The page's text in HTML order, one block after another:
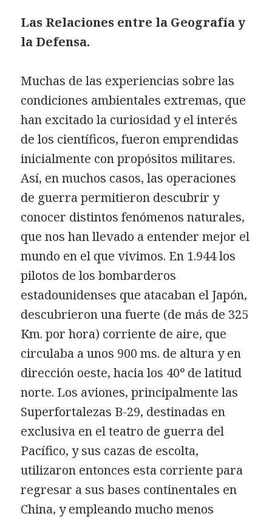
Las Relaciones entre la Geografía y
la Defensa.
Muchas de las experiencias sobre las
condiciones ambientales extremas, que
han excitado la curiosidad y el interés
de los científicos, fueron emprendidas
inicialmente con propósitos militares.
Así, en muchos casos, las operaciones
de guerra permitieron descubrir y
conocer distintos fenómenos naturales,
que nos han llevado a entender mejor el
mundo en el que vivimos. En 1.944 los
pilotos de los bombarderos
estadounidenses que atacaban el Japón,
descubrieron una fuerte (de más de 325
Km. por hora) corriente de aire, que
circulaba a unos 900 ms. de altura y en
dirección oeste, hacia los 40º de latitud
norte. Los aviones, principalmente las
Superfortalezas B-29, destinadas en
exclusiva en el teatro de guerra del
Pacífico, y sus cazas de escolta,
utilizaron entonces esta corriente para
regresar a sus bases continentales en
China, y empleando mucho menos